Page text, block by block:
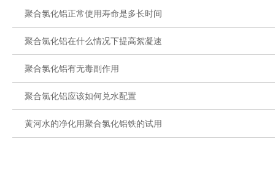
聚合氯化铝正常使用寿命是多长时间
聚合氯化铝在什么情况下提高絮凝速
聚合氯化铝有无毒副作用
聚合氯化铝应该如何兑水配置
黄河水的净化用聚合氯化铝铁的试用